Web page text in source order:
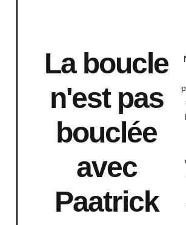
La boucle
n'est pas
bouclée
avec
Paatrick